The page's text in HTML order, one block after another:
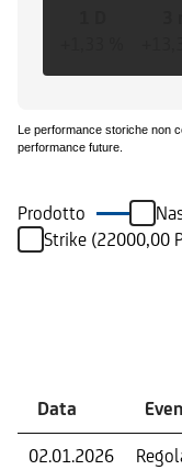
Le performance storiche non
performance future.
Prodotto
Strike (22000,00
Data
02.01.2026